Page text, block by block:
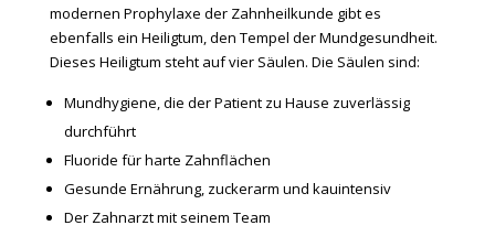
modernen Prophylaxe der Zahnheilkunde gibt es
ebenfalls ein Heiligtum, den Tempel der Mundgesundheit.
Dieses Heiligtum steht auf vier Säulen. Die Säulen sind:
Mundhygiene, die der Patient zu Hause zuverlässig
durchführt
Fluoride für harte Zahnflächen
Gesunde Ernährung, zuckerarm und kauintensiv
Der Zahnarzt mit seinem Team